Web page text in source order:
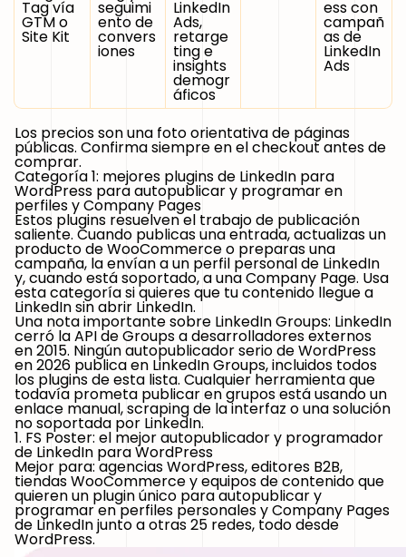
Tag vía
GTM o
Site Kit
seguimi
ento de
convers
iones
LinkedIn
Ads,
retarge
ting e
insights
demogr
áficos
ess con
campañ
as de
LinkedIn
Ads
Los precios son una foto orientativa de páginas
públicas. Confirma siempre en el checkout antes de
comprar.
Categoría 1: mejores plugins de LinkedIn para
WordPress para autopublicar y programar en
perfiles y Company Pages
Estos plugins resuelven el trabajo de publicación
saliente. Cuando publicas una entrada, actualizas un
producto de WooCommerce o preparas una
campaña, la envían a un perfil personal de LinkedIn
y, cuando está soportado, a una Company Page. Usa
esta categoría si quieres que tu contenido llegue a
LinkedIn sin abrir LinkedIn.
Una nota importante sobre LinkedIn Groups: LinkedIn
cerró la API de Groups a desarrolladores externos
en 2015. Ningún autopublicador serio de WordPress
en 2026 publica en LinkedIn Groups, incluidos todos
los plugins de esta lista. Cualquier herramienta que
todavía prometa publicar en grupos está usando un
enlace manual, scraping de la interfaz o una solución
no soportada por LinkedIn.
1. FS Poster: el mejor autopublicador y programador
de LinkedIn para WordPress
Mejor para:agencias WordPress, editores B2B,
tiendas WooCommerce y equipos de contenido que
quieren un plugin único para autopublicar y
programar en perfiles personales y Company Pages
de LinkedIn junto a otras 25 redes, todo desde
WordPress.